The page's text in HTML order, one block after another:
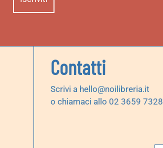
Contatti
Scrivi a hello@noilibreria.it
o chiamaci allo 02 3659 7328